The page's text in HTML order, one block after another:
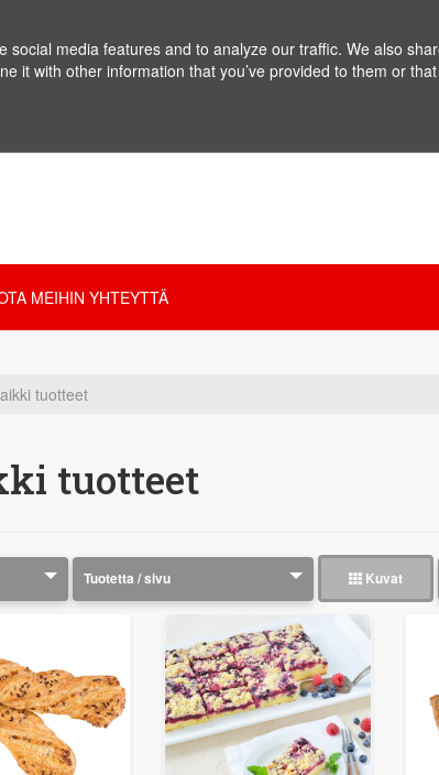
media features and to analyze our traffic. We also
it with other information that you’ve provided to them or
MEIHIN YHTEYTTÄ
tuotteet
tuotteet
Kuvat